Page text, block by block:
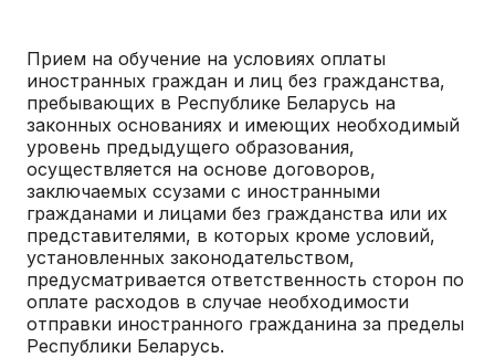
Прием на обучение на условиях оплаты
иностранных граждан и лиц без гражданства,
пребывающих в Республике Беларусь на
законных основаниях и имеющих необходимый
уровень предыдущего образования,
осуществляется на основе договоров,
заключаемых ссузами с иностранными
гражданами и лицами без гражданства или их
представителями, в которых кроме условий,
установленных законодательством,
предусматривается ответственность сторон по
оплате расходов в случае необходимости
отправки иностранного гражданина за пределы
Республики Беларусь.